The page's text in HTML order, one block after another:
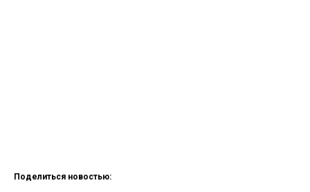
Поделиться новостью: